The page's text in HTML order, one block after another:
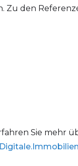
Zu den
Sie mehr